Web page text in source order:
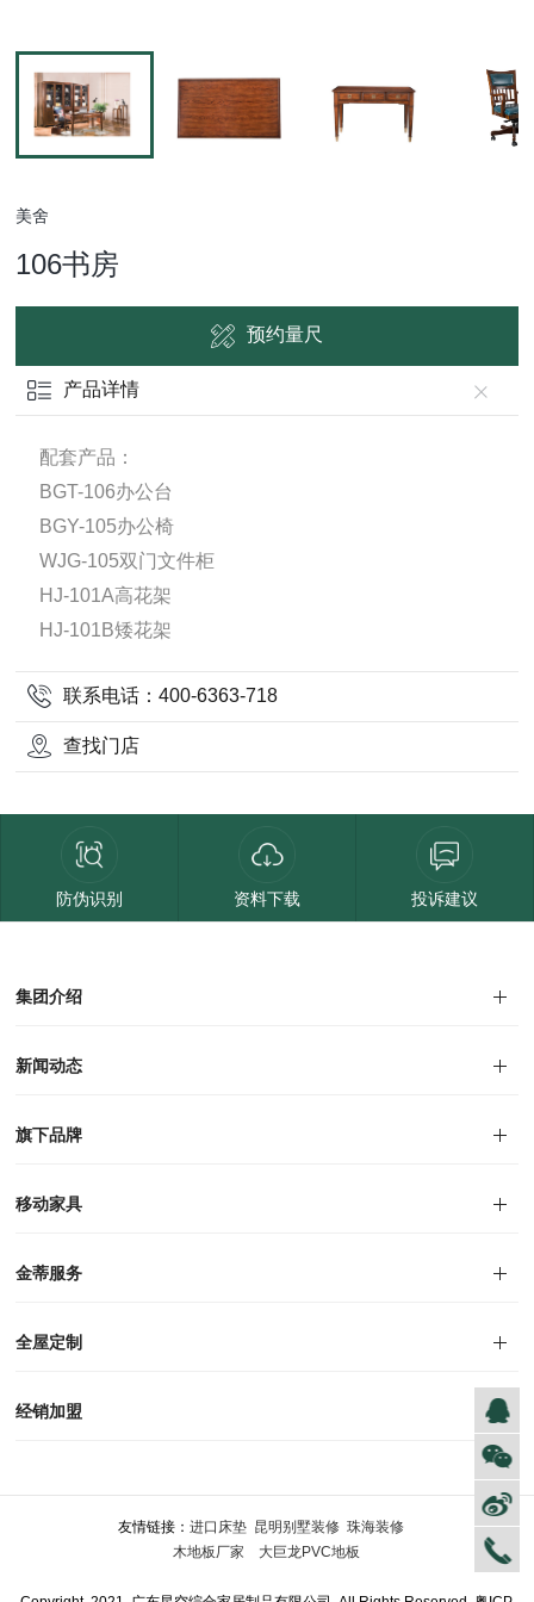
美舍
106书房
预约量尺
产品详情
配套产品：
BGT-106办公台
BGY-105办公椅
WJG-105双门文件柜
HJ-101A高花架
HJ-101B矮花架
联系电话：400-6363-718
查找门店
防伪识别 资料下载 投诉建议
集团介绍
集团介绍
企业文化
人才招聘
商学院
VR全景展厅
董事长介绍
新闻动态
对外公告
家居资讯
旗下品牌
品牌文化
荣誉资质
产品专利
电子画册
移动家具
迪尚
西瑞
洛斯
里奥
洛卡
美舍
新古典
纯美
金蒂服务
售后服务
防伪识别
投诉建议
全屋定制
风格定制
空间定制
户型案例
材质展示
预约量尺
经销加盟
友情链接：进口床垫 昆明别墅装修 珠海装修
木地板厂家
大巨龙PVC地板